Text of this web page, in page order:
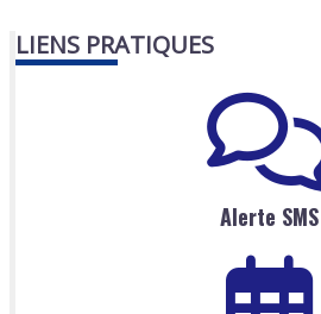
LIENS PRATIQUES
Alerte SMS